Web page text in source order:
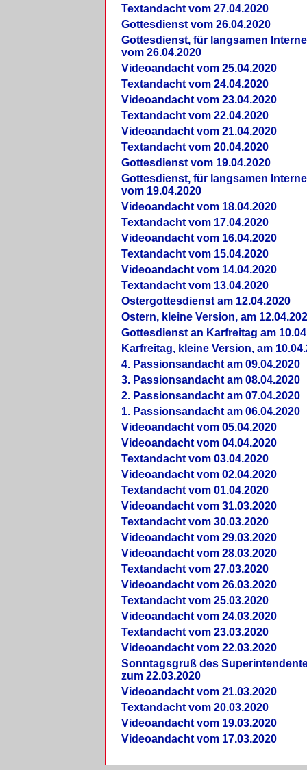
Textandacht vom 27.04.2020
Gottesdienst vom 26.04.2020
Gottesdienst, für langsamen
vom 26.04.2020
Videoandacht vom 25.04.2020
Textandacht vom 24.04.2020
Videoandacht vom 23.04.2020
Textandacht vom 22.04.2020
Videoandacht vom 21.04.2020
Textandacht vom 20.04.2020
Gottesdienst vom 19.04.2020
Gottesdienst, für langsamen
vom 19.04.2020
Videoandacht vom 18.04.2020
Textandacht vom 17.04.2020
Videoandacht vom 16.04.2020
Textandacht vom 15.04.2020
Videoandacht vom 14.04.2020
Textandacht vom 13.04.2020
Ostergottesdienst am 12.04.2020
Ostern, kleine Version, am
Gottesdienst an Karfreitag am
Karfreitag, kleine Version, am
4. Passionsandacht am 09.04.2020
3. Passionsandacht am 08.04.2020
2. Passionsandacht am 07.04.2020
1. Passionsandacht am 06.04.2020
Videoandacht vom 05.04.2020
Videoandacht vom 04.04.2020
Textandacht vom 03.04.2020
Videoandacht vom 02.04.2020
Textandacht vom 01.04.2020
Videoandacht vom 31.03.2020
Textandacht vom 30.03.2020
Videoandacht vom 29.03.2020
Videoandacht vom 28.03.2020
Textandacht vom 27.03.2020
Videoandacht vom 26.03.2020
Textandacht vom 25.03.2020
Videoandacht vom 24.03.2020
Textandacht vom 23.03.2020
Videoandacht vom 22.03.2020
Sonntagsgruß des
zum 22.03.2020
Videoandacht vom 21.03.2020
Textandacht vom 20.03.2020
Videoandacht vom 19.03.2020
Videoandacht vom 17.03.2020